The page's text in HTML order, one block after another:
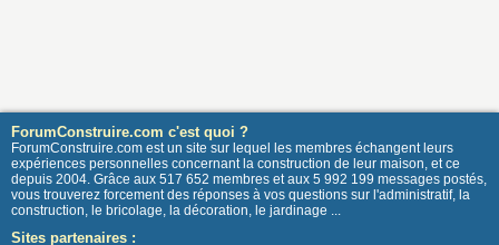
ForumConstruire.com c'est quoi ?
ForumConstruire.com est un site sur lequel les membres échangent leurs
expériences personnelles concernant la construction de leur maison, et ce
depuis 2004. Grâce aux 517 652 membres et aux 5 992 199 messages postés,
vous trouverez forcement des réponses à vos questions sur l'administratif, la
construction, le bricolage, la décoration, le jardinage ...
Sites partenaires :